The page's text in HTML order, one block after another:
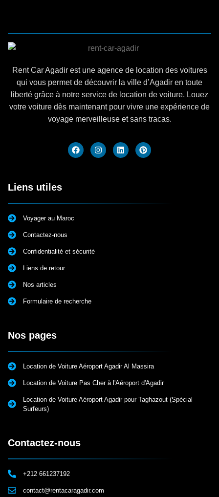
Rent Car Agadir est une agence de location des voitures
qui vous permet de découvrir la ville d’Agadir en toute
liberté grâce à notre service de location de voiture. Louez
votre voiture dès maintenant pour vivre une expérience de
voyage merveilleuse et sans tracas.
Liens utiles
Voyager au Maroc
Contactez-nous
Confidentialité et sécurité
Liens de retour
Nos articles
Formulaire de recherche
Nos pages
Location de Voiture Aéroport Agadir Al Massira
Location de Voiture Pas Cher à l'Aéroport d'Agadir
Location de Voiture Aéroport Agadir pour Taghazout (Spécial
Surfeurs)
Contactez-nous
+212 661237192
contact@rentacaragadir.com